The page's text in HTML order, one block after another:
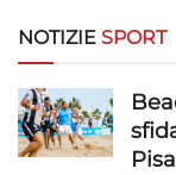
NOTIZIE SPORT